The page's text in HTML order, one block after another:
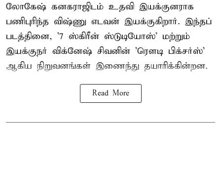
லோகேஷ் கனகராஜிடம் உதவி இயக்குனராக
பணிபுரிந்த விஷ்ணு எடவன் இயக்குகிறார். இந்தப்
படத்தினை, '7 ஸ்கிரீன் ஸ்டுடியோஸ்' மற்றும்
இயக்குநர் விக்னேஷ் சிவனின் 'ரௌடி பிக்சர்ஸ்'
ஆகிய நிறுவனங்கள் இணைந்து தயாரிக்கின்றன.
Read More